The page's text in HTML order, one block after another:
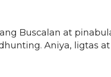
Buscalan at
Aniya, ligtas